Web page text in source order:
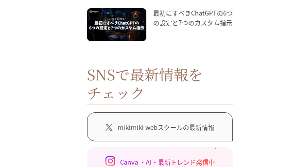
最初にすべきChatGPTの6つ
の設定と7つのカスタム指示
SNSで最新情報を
チェック
mikimiki webスクールの最新情報
Canva ・AI・最新トレンド発信中